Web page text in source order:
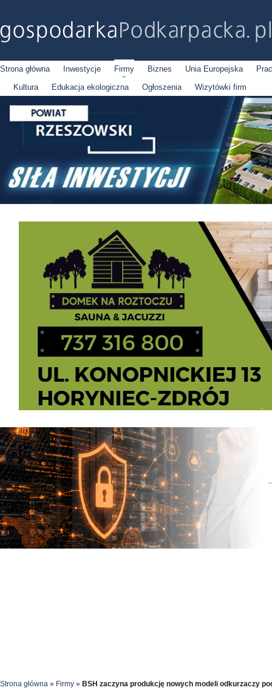
Strona główna Inwestycje Firmy Biznes Unia Europejska
Kultura
Edukacja ekologiczna Ogłoszenia Wizytówki firm
Strona główna » Firmy » BSH zaczyna produkcję nowych modeli odkurzaczy